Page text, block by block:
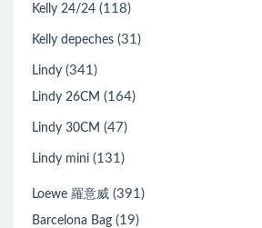
Kelly 24/24 (118)
Kelly depeches (31)
Lindy (341)
Lindy 26CM (164)
Lindy 30CM (47)
Lindy mini (131)
Loewe 羅意威 (391)
Barcelona Bag (19)